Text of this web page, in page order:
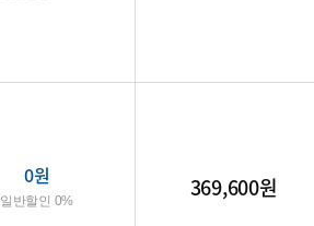
0원
일반할인 0% 369,600원